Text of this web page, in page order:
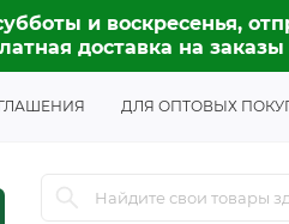
и воскресенья,
доставка на заказы
ДЛЯ ОПТОВЫХ